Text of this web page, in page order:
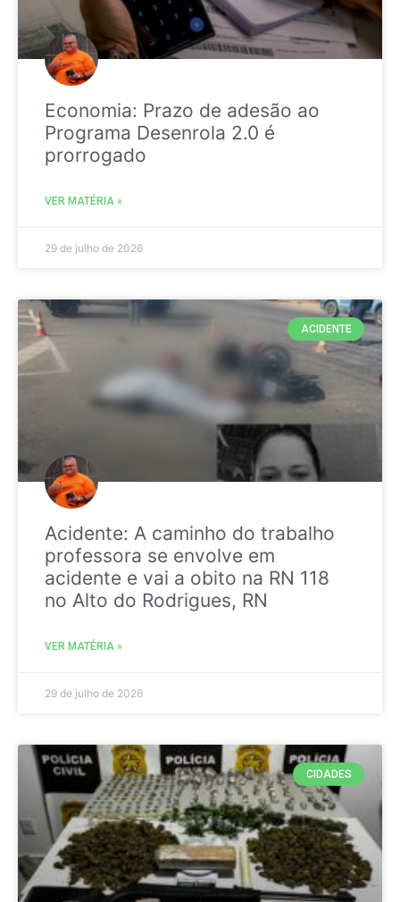
Economia: Prazo de adesão ao
Programa Desenrola 2.0 é
prorrogado
VER MATÉRIA »
29 de julho de 2026
ACIDENTE
Acidente: A caminho do trabalho
professora se envolve em
acidente e vai a obito na RN 118
no Alto do Rodrigues, RN
VER MATÉRIA »
29 de julho de 2026
CIDADES